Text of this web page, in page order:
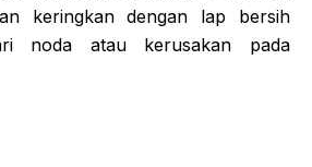
keringkan dengan lap bersih
noda atau kerusakan pada